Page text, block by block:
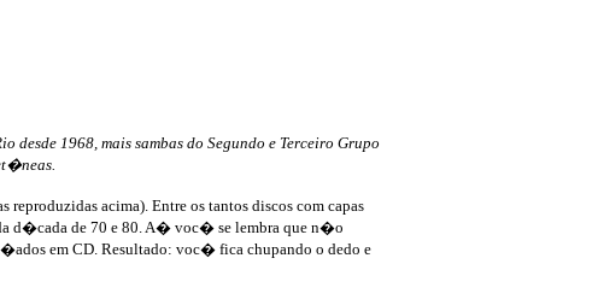
desde 1968, mais sambas do Segundo e Terceiro Grupo
acima). Entre os tantos discos com capas
d�cada de 70 e 80. A� voc� se lembra que n�o
em CD. Resultado: voc� fica chupando o dedo e